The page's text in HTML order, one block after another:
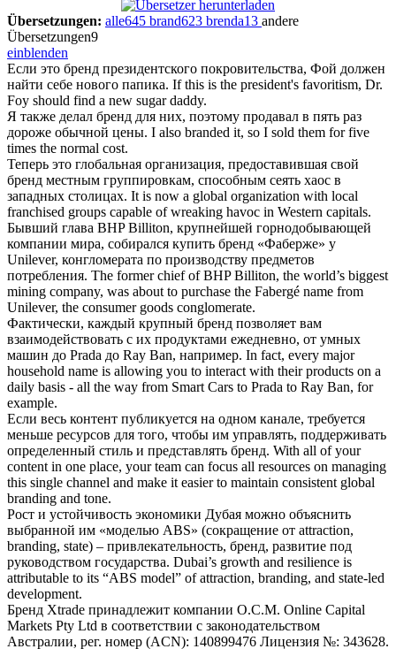
Übersetzungen: alle645 brand623 brenda13 andere
Übersetzungen9
einblenden
Если это бренд президентского покровительства, Фой должен
найти себе нового папика. If this is the president's favoritism, Dr.
Foy should find a new sugar daddy.
Я также делал бренд для них, поэтому продавал в пять раз
дороже обычной цены. I also branded it, so I sold them for five
times the normal cost.
Теперь это глобальная организация, предоставившая свой
бренд местным группировкам, способным сеять хаос в
западных столицах. It is now a global organization with local
franchised groups capable of wreaking havoc in Western capitals.
Бывший глава BHP Billiton, крупнейшей горнодобывающей
компании мира, собирался купить бренд «Фаберже» у
Unilever, конгломерата по производству предметов
потребления. The former chief of BHP Billiton, the world’s biggest
mining company, was about to purchase the Fabergé name from
Unilever, the consumer goods conglomerate.
Фактически, каждый крупный бренд позволяет вам
взаимодействовать с их продуктами ежедневно, от умных
машин до Prada до Ray Ban, например. In fact, every major
household name is allowing you to interact with their products on a
daily basis - all the way from Smart Cars to Prada to Ray Ban, for
example.
Если весь контент публикуется на одном канале, требуется
меньше ресурсов для того, чтобы им управлять, поддерживать
определенный стиль и представлять бренд. With all of your
content in one place, your team can focus all resources on managing
this single channel and make it easier to maintain consistent global
branding and tone.
Рост и устойчивость экономики Дубая можно объяснить
выбранной им «моделью ABS» (сокращение от attraction,
branding, state) – привлекательность, бренд, развитие под
руководством государства. Dubai’s growth and resilience is
attributable to its “ABS model” of attraction, branding, and state-led
development.
Бренд Xtrade принадлежит компании O.C.M. Online Capital
Markets Pty Ltd в соответствии с законодательством
Австралии, рег. номер (ACN): 140899476 Лицензия №: 343628.